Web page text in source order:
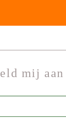
mij